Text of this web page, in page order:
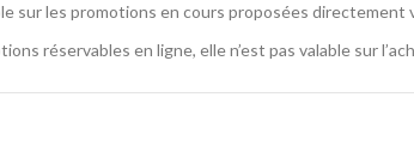
sur les promotions en cours proposées directement
réservables en ligne, elle n’est pas valable sur
remboursée pour quelques motifs que ce soit, dont